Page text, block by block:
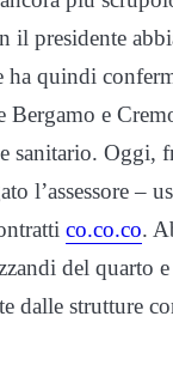
presidente
ha quindi
e
Oggi,
l’assessore –
co.co.co.
del quarto
dalle strutture